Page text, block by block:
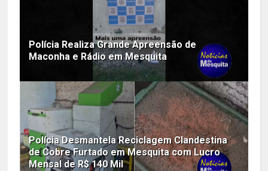
Polícia Realiza Grande Apreensão de
Maconha e Rádio em Mesquita
Polícia Desmantela Reciclagem Clandestina
de Cobre Furtado em Mesquita com Lucro
Mensal de R$ 140 Mil